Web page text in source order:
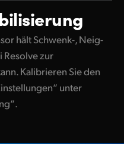
hält Schwenk-, Neig-
Resolve zur
Kalibrieren Sie den
unter